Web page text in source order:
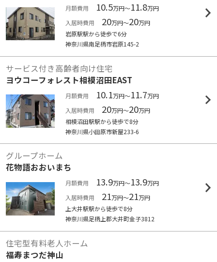
月額費用 10.5万円～11.8万円
入居時費用
20万円～20万円
岩原駅駅から徒歩で6分
神奈川県南足柄市岩原145-2
サービス付き高齢者向け住宅
ヨウコーフォレスト相模沼田EAST
月額費用 10.1万円～11.7万円
入居時費用
20万円～20万円
相模沼田駅駅から徒歩で8分
神奈川県小田原市新屋233-6
グループホーム
花物語おおいまち
月額費用 13.9万円～13.9万円
入居時費用
21万円～21万円
上大井駅駅から徒歩で8分
神奈川県足柄上郡大井町金子3812
住宅型有料老人ホーム
福寿まつだ神山